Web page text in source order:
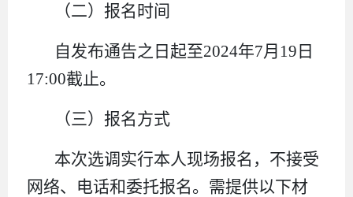
（二）报名时间
自发布通告之日起至2024年7月19日
17:00截止。
（三）报名方式
本次选调实行本人现场报名，不接受
网络、电话和委托报名。需提供以下材